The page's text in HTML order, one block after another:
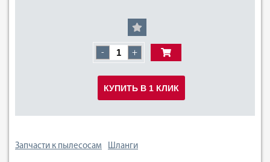
- +
КУПИТЬ В 1 КЛИК
Запчасти к пылесосам Шланги